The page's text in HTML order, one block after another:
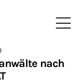
aus Brüssel
nach